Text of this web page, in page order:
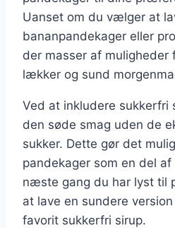
Uanset om du vælger at
bananpandekager eller
der masser af muligheder
lækker og sund
Ved at inkludere sukkerfri
den søde smag uden de
sukker. Dette gør det
pandekager som en del
næste gang du har lyst til
at lave en sundere
favorit sukkerfri sirup.